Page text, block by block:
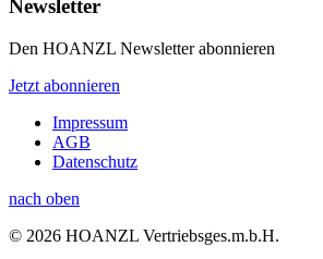
Newsletter
Den HOANZL Newsletter abonnieren
Jetzt abonnieren
Impressum
AGB
Datenschutz
nach oben
© 2026 HOANZL Vertriebsges.m.b.H.